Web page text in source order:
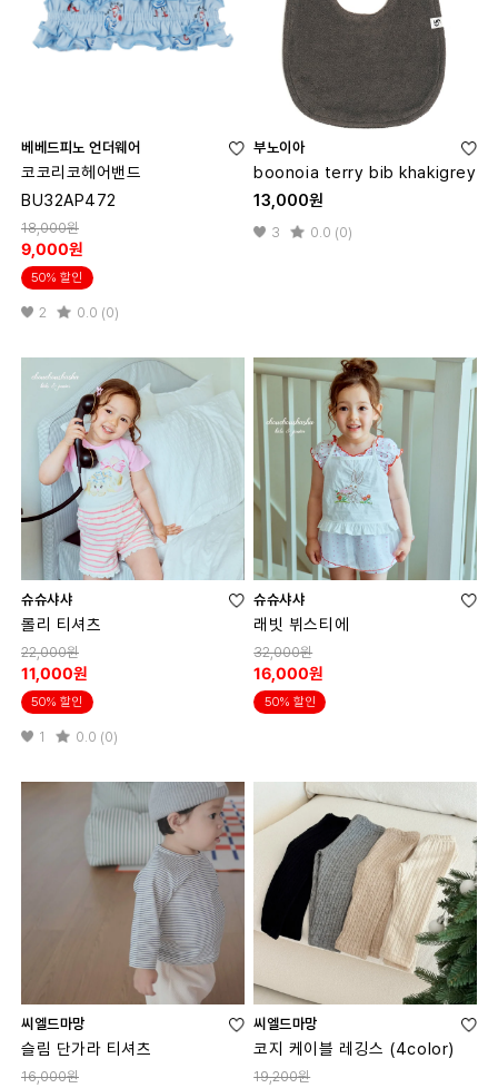
베베드피노 언더웨어
코코리코헤어밴드
BU32AP472
18,000원
9,000원
50% 할인
2 0.0 (0)
부노이아
boonoia terry bib khakigrey
13,000원
3 0.0 (0)
슈슈샤샤
롤리 티셔츠
22,000원
11,000원
50% 할인
1 0.0 (0)
슈슈샤샤
래빗 뷔스티에
32,000원
16,000원
50% 할인
씨엘드마망
슬림 단가라 티셔츠
16,000원
씨엘드마망
코지 케이블 레깅스 (4color)
19,200원